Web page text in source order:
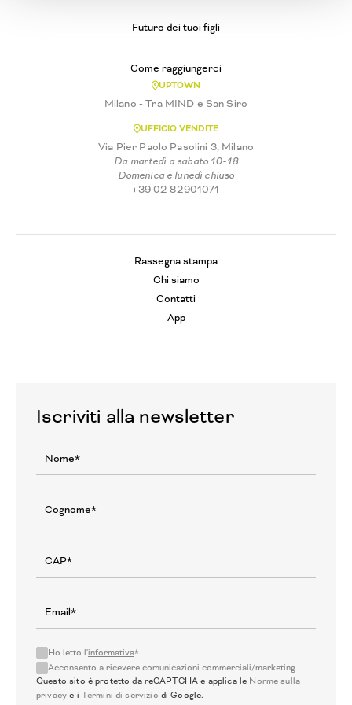
Futuro dei tuoi figli
Come raggiungerci
UPTOWN
Milano - Tra MIND e San Siro
UFFICIO VENDITE
Via Pier Paolo Pasolini 3, Milano
Da martedì a sabato 10-18
Domenica e lunedì chiuso
+39 02 82901071
Rassegna stampa
Chi siamo
Contatti
App
Iscriviti alla newsletter
Ho letto l'informativa*
Acconsento a ricevere comunicazioni commerciali/marketing
Questo sito è protetto da reCAPTCHA e applica le Norme sulla
privacy e i Termini di servizio di Google.